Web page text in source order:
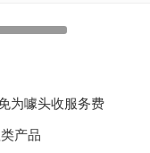
为噱头收服务费
产品